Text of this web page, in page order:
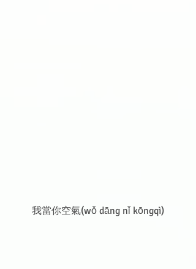
我當你空氣(wǒ dāng nǐ kōngqì)